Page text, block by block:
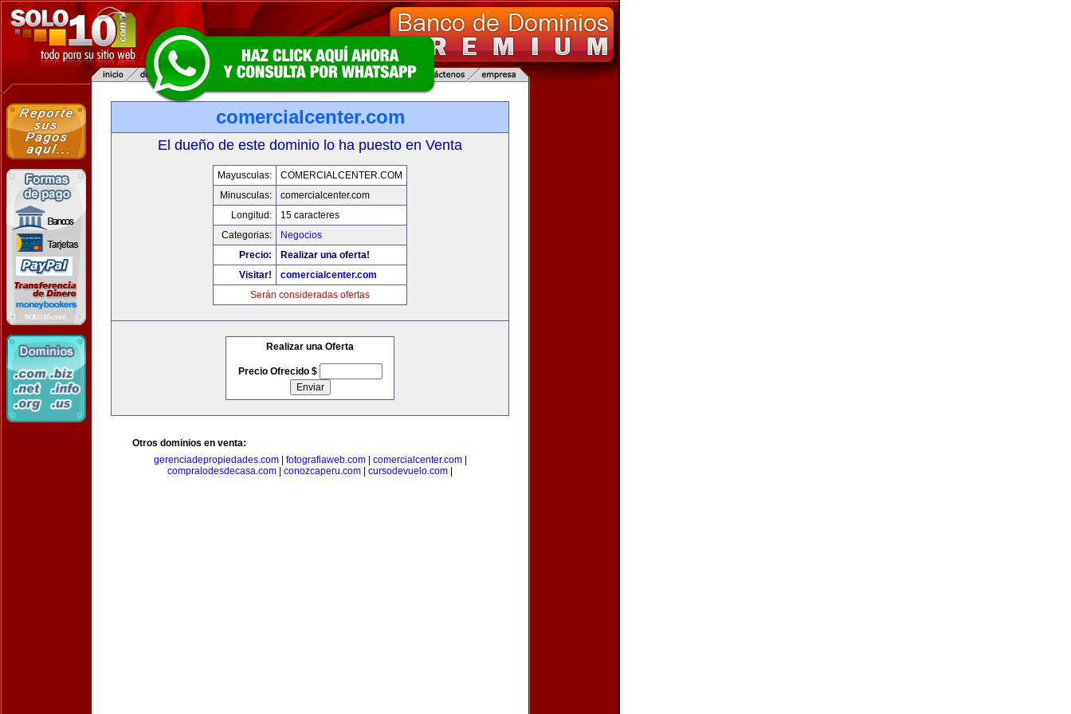
comercialcenter.com
El dueño de este dominio lo ha puesto en Venta
Mayusculas:
COMERCIALCENTER.COM
Minusculas:
comercialcenter.com
Longitud:
15 caracteres
Categorias:
Negocios
Precio:
Realizar una oferta!
Visitar!
comercialcenter.com
Serán consideradas ofertas
Realizar una Oferta
Precio Ofrecido $
Otros dominios en venta:
gerenciadepropiedades.com| fotografiaweb.com| comercialcenter.com|
compralodesdecasa.com
conozcaperu.com cursodevuelo.com